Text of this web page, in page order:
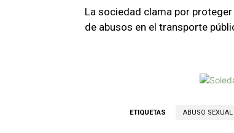
La sociedad clama por
de abusos en el transporte
ETIQUETAS ABUSO SEXUAL